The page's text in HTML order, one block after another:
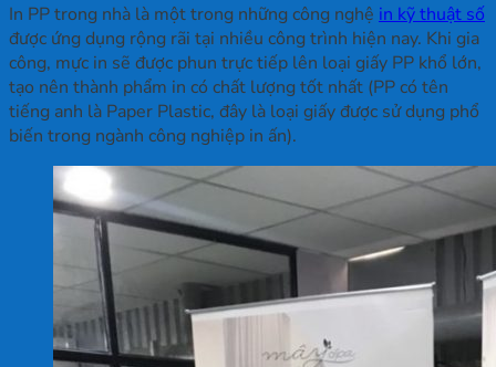
In PP trong nhà là một trong những công nghệ in kỹ thuật số
được ứng dụng rộng rãi tại nhiều công trình hiện nay. Khi gia
công, mực in sẽ được phun trực tiếp lên loại giấy PP khổ lớn,
tạo nên thành phẩm in có chất lượng tốt nhất (PP có tên
tiếng anh là Paper Plastic, đây là loại giấy được sử dụng phổ
biến trong ngành công nghiệp in ấn).